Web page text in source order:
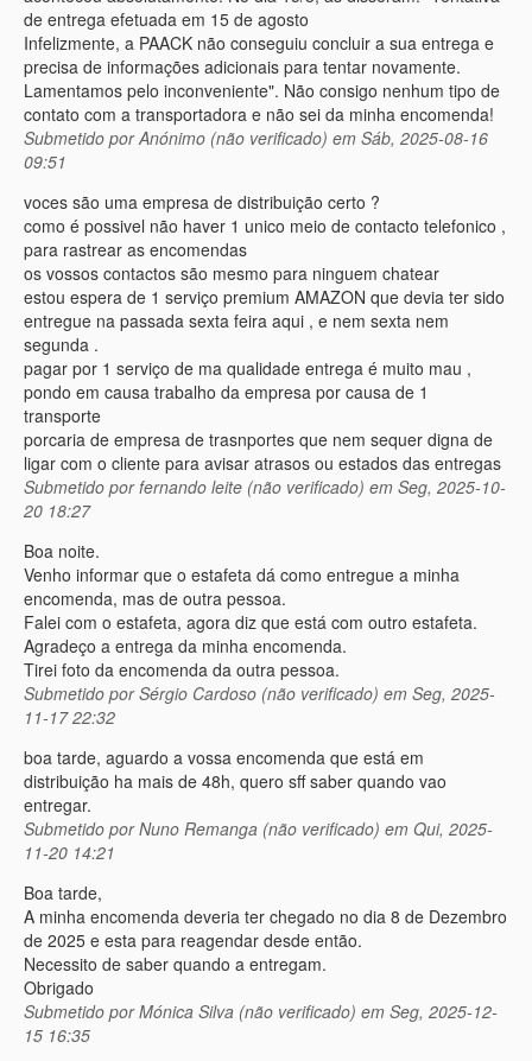
de entrega efetuada em 15 de agosto
Infelizmente, a PAACK não conseguiu concluir a sua entrega e
precisa de informações adicionais para tentar novamente.
Lamentamos pelo inconveniente". Não consigo nenhum tipo de
contato com a transportadora e não sei da minha encomenda!
Submetido porAnónimo (não verificado) em Sáb, 2025-08-16
09:51
voces são uma empresa de distribuição certo ?
como é possivel não haver 1 unico meio de contacto telefonico ,
para rastrear as encomendas
os vossos contactos são mesmo para ninguem chatear
estou espera de 1 serviço premium AMAZON que devia ter sido
entregue na passada sexta feira aqui , e nem sexta nem
segunda .
pagar por 1 serviço de ma qualidade entrega é muito mau ,
pondo em causa trabalho da empresa por causa de 1
transporte
porcaria de empresa de trasnportes que nem sequer digna de
ligar com o cliente para avisar atrasos ou estados das entregas
Submetido porfernando leite (não verificado) em Seg, 2025-10-
20 18:27
Boa noite.
Venho informar que o estafeta dá como entregue a minha
encomenda, mas de outra pessoa.
Falei com o estafeta, agora diz que está com outro estafeta.
Agradeço a entrega da minha encomenda.
Tirei foto da encomenda da outra pessoa.
Submetido porSérgio Cardoso (não verificado) em Seg, 2025-
11-17 22:32
boa tarde, aguardo a vossa encomenda que está em
distribuição ha mais de 48h, quero sff saber quando vao
entregar.
Submetido porNuno Remanga (não verificado) em Qui, 2025-
11-20 14:21
Boa tarde,
A minha encomenda deveria ter chegado no dia 8 de Dezembro
de 2025 e esta para reagendar desde então.
Necessito de saber quando a entregam.
Obrigado
Submetido porMónica Silva (não verificado) em Seg, 2025-12-
15 16:35